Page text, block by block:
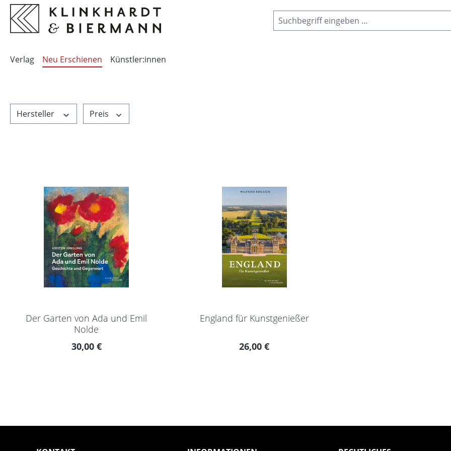
Zur Hauptnavigation springen
Verlag Neu Erschienen Künstler:innen
Hersteller Preis
Der Garten von Ada und Emil
Nolde
Regulärer Preis:
30,00 €
England für Kunstgenießer
Regulärer Preis:
26,00 €